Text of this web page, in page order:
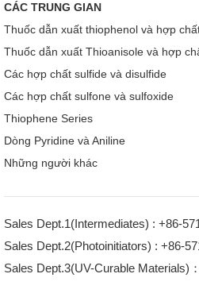
CÁC TRUNG GIAN
Thuốc dẫn xuất thiophenol và hợp
Thuốc dẫn xuất Thioanisole và hợp
Các hợp chất sulfide và disulfide
Các hợp chất sulfone và sulfoxide
Thiophene Series
Dòng Pyridine và Aniline
Những người khác
Sales Dept.1(Intermediates) : +86-
Sales Dept.2(Photoinitiators) : +86-
Sales Dept.3(UV-Curable Materials)